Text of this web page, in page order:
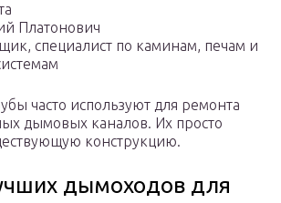
Платонович
специалист по каминам, печам и
часто используют для ремонта
дымовых каналов. Их просто
конструкцию.
дымоходов для